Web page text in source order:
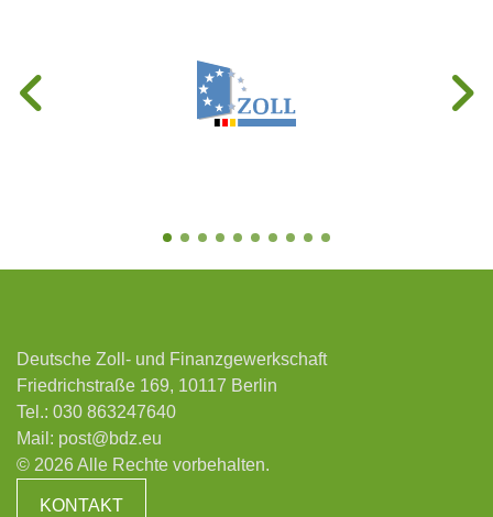
Deutsche Zoll- und Finanzgewerkschaft
Friedrichstraße 169, 10117 Berlin
Tel.: 030 863247640
Mail: post@bdz.eu
© 2026 Alle Rechte vorbehalten.
KONTAKT